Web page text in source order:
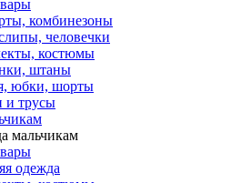
комбинезоны
человечки
костюмы
штаны
юбки, шорты
и трусы
мальчикам
одежда